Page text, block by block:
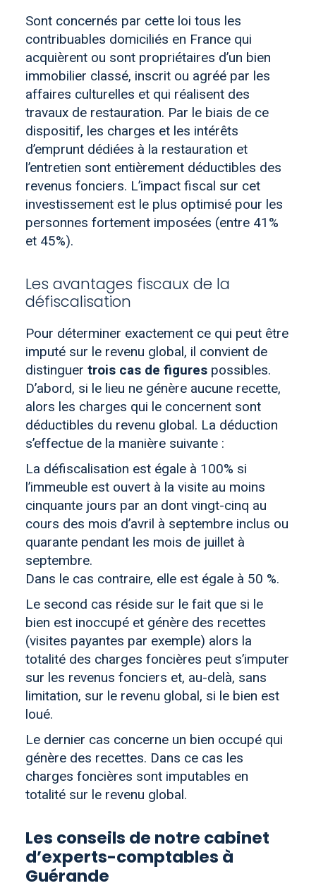
Sont concernés par cette loi tous les
contribuables domiciliés en France qui
acquièrent ou sont propriétaires d’un bien
immobilier classé, inscrit ou agréé par les
affaires culturelles et qui réalisent des
travaux de restauration. Par le biais de ce
dispositif, les charges et les intérêts
d’emprunt dédiées à la restauration et
l’entretien sont entièrement déductibles des
revenus fonciers. L’impact fiscal sur cet
investissement est le plus optimisé pour les
personnes fortement imposées (entre 41%
et 45%).
Les avantages fiscaux de la
défiscalisation
Pour déterminer exactement ce qui peut être
imputé sur le revenu global, il convient de
distinguer trois cas de figures possibles.
D’abord, si le lieu ne génère aucune recette,
alors les charges qui le concernent sont
déductibles du revenu global. La déduction
s’effectue de la manière suivante :
La défiscalisation est égale à 100% si
l’immeuble est ouvert à la visite au moins
cinquante jours par an dont vingt-cinq au
cours des mois d’avril à septembre inclus ou
quarante pendant les mois de juillet à
septembre.
Dans le cas contraire, elle est égale à 50 %.
Le second cas réside sur le fait que si le
bien est inoccupé et génère des recettes
(visites payantes par exemple) alors la
totalité des charges foncières peut s’imputer
sur les revenus fonciers et, au-delà, sans
limitation, sur le revenu global, si le bien est
loué.
Le dernier cas concerne un bien occupé qui
génère des recettes. Dans ce cas les
charges foncières sont imputables en
totalité sur le revenu global.
Les conseils de notre cabinet
d’experts-comptables à
Guérande